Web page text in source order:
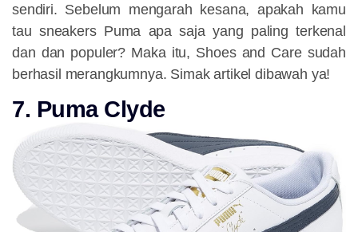
sendiri. Sebelum mengarah kesana, apakah kamu
tau sneakers Puma apa saja yang paling terkenal
dan dan populer? Maka itu, Shoes and Care sudah
berhasil merangkumnya. Simak artikel dibawah ya!
7. Puma Clyde